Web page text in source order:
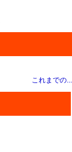
これまでの...